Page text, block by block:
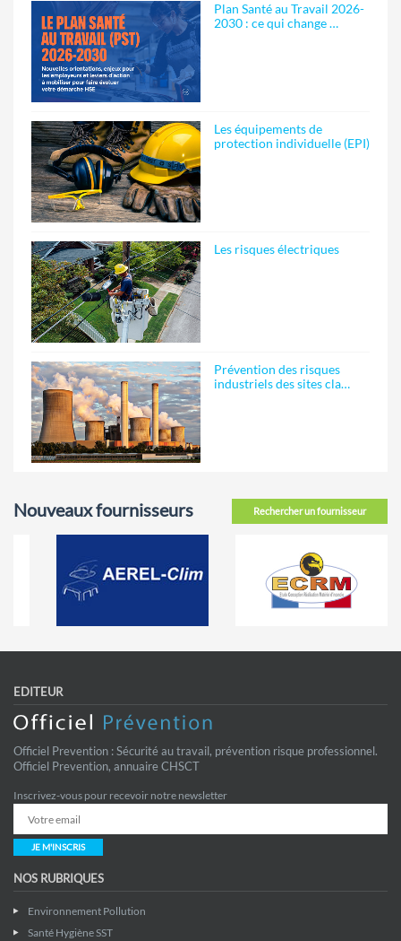
Plan Santé au Travail 2026-
2030 : ce qui change …
Les équipements de
protection individuelle (EPI)
Les risques électriques
Prévention des risques
industriels des sites cla…
Rechercher un fournisseur
Nouveaux fournisseurs
EDITEUR
Officiel Prevention : Sécurité au travail, prévention risque professionnel.
Officiel Prevention, annuaire CHSCT
Inscrivez-vous pour recevoir notre newsletter
JE M'INSCRIS
NOS RUBRIQUES
Environnement Pollution
Santé Hygiène SST